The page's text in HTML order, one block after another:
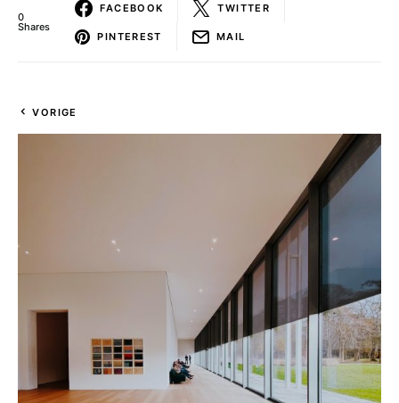
0
Shares
FACEBOOK TWITTER
PINTEREST MAIL
VORIGE